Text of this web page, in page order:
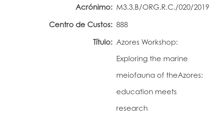
Acrónimo: M3.3.B/ORG.R.C./020/2019
Centro de Custos: 888
Título: Azores Workshop:
Exploring the marine
meiofauna of theAzores:
education meets
research